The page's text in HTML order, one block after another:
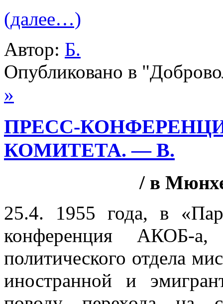
(далее…)
Автор: Б.
Опубликовано в
»
ПРЕСС-
КОМИТЕТА. — В.
/ в
25.4. 1955 года, в
конференция АКОБ-а,
политического отдела
иностранной и